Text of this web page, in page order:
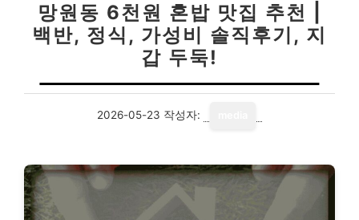
망원동 6천원 혼밥 맛집 추천 |
백반, 정식, 가성비 솔직후기, 지
갑 두둑!
2026-05-23 작성자: